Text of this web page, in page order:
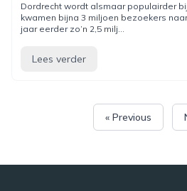
Dordrecht wordt alsmaar populairder
kwamen bijna 3 miljoen bezoekers
jaar eerder zo’n 2,5 milj...
Lees verder
« Previous